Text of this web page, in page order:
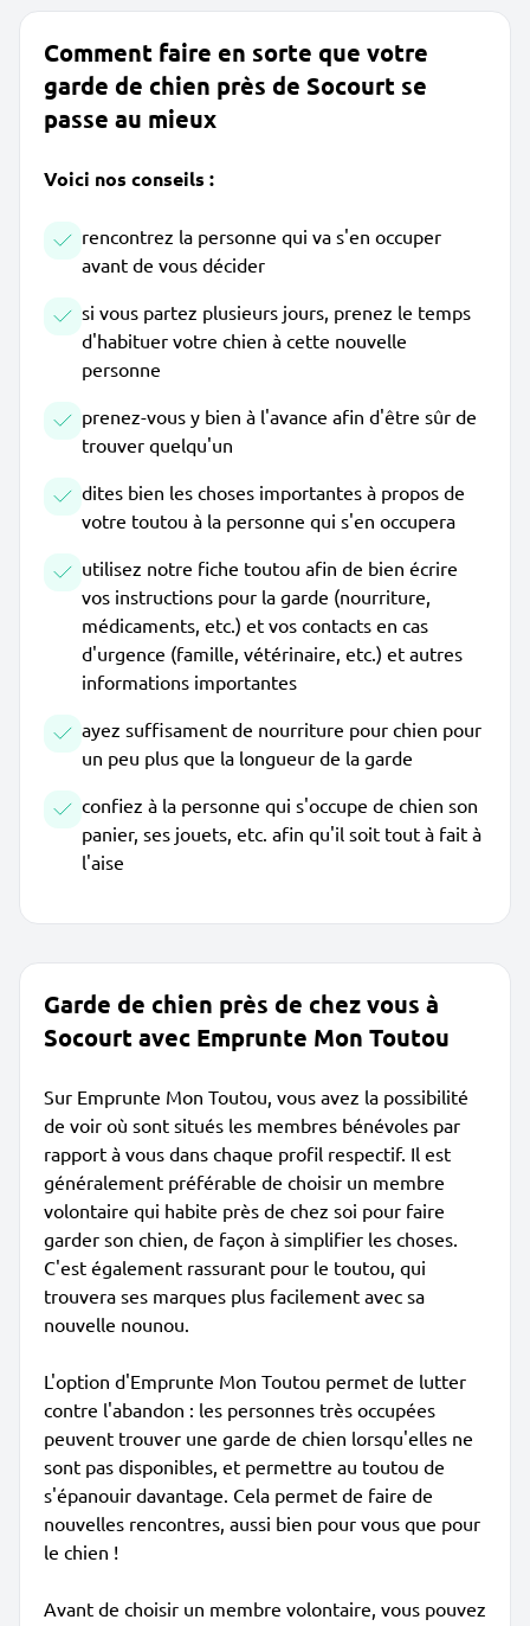
Comment faire en sorte que votre
garde de chien près de Socourt se
passe au mieux
Voici nos conseils :
rencontrez la personne qui va s'en occuper
avant de vous décider
si vous partez plusieurs jours, prenez le temps
d'habituer votre chien à cette nouvelle
personne
prenez-vous y bien à l'avance afin d'être sûr de
trouver quelqu'un
dites bien les choses importantes à propos de
votre toutou à la personne qui s'en occupera
utilisez notre fiche toutou afin de bien écrire
vos instructions pour la garde (nourriture,
médicaments, etc.) et vos contacts en cas
d'urgence (famille, vétérinaire, etc.) et autres
informations importantes
ayez suffisament de nourriture pour chien pour
un peu plus que la longueur de la garde
confiez à la personne qui s'occupe de chien son
panier, ses jouets, etc. afin qu'il soit tout à fait à
l'aise
Garde de chien près de chez vous à
Socourt avec Emprunte Mon Toutou
Sur Emprunte Mon Toutou, vous avez la possibilité
de voir où sont situés les membres bénévoles par
rapport à vous dans chaque profil respectif. Il est
généralement préférable de choisir un membre
volontaire qui habite près de chez soi pour faire
garder son chien, de façon à simplifier les choses.
C'est également rassurant pour le toutou, qui
trouvera ses marques plus facilement avec sa
nouvelle nounou.
L'option d'Emprunte Mon Toutou permet de lutter
contre l'abandon : les personnes très occupées
peuvent trouver une garde de chien lorsqu'elles ne
sont pas disponibles, et permettre au toutou de
s'épanouir davantage. Cela permet de faire de
nouvelles rencontres, aussi bien pour vous que pour
le chien !
Avant de choisir un membre volontaire, vous pouvez